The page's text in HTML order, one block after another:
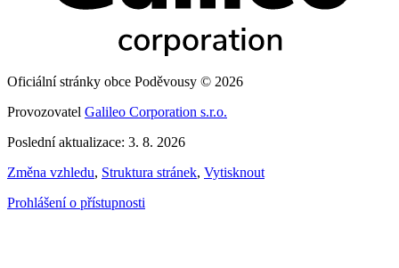
Oficiální stránky obce Poděvousy © 2026
Provozovatel Galileo Corporation s.r.o.
Poslední aktualizace: 3. 8. 2026
Změna vzhledu, Struktura stránek, Vytisknout
Prohlášení o přístupnosti